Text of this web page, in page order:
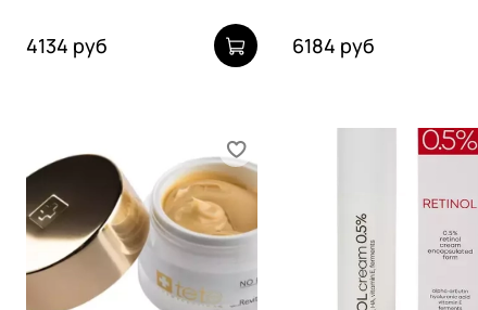
4134 руб 6184 руб